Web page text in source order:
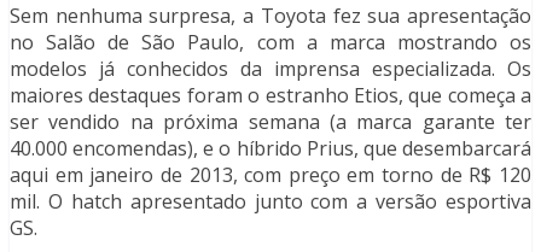
Sem nenhuma surpresa, a Toyota fez sua apresentação
no Salão de São Paulo, com a marca mostrando os
modelos já conhecidos da imprensa especializada. Os
maiores destaques foram o estranho Etios, que começa a
ser vendido na próxima semana (a marca garante ter
40.000 encomendas), e o híbrido Prius, que desembarcará
aqui em janeiro de 2013, com preço em torno de R$ 120
mil. O hatch apresentado junto com a versão esportiva
GS.